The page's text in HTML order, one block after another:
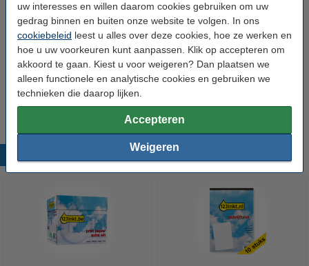
uw interesses en willen daarom cookies gebruiken om uw
gedrag binnen en buiten onze website te volgen. In ons
cookiebeleid leest u alles over deze cookies, hoe ze werken en
hoe u uw voorkeuren kunt aanpassen. Klik op accepteren om
akkoord te gaan. Kiest u voor weigeren? Dan plaatsen we
alleen functionele en analytische cookies en gebruiken we
technieken die daarop lijken.
Accepteren
Weigeren
tonerdoek 43 x 32 cm (LxB) geel 999058
Bekijk de specificaties en omschrijving
Direct leverbaar
Morgen in huis
€ 0,95
Populaire producten